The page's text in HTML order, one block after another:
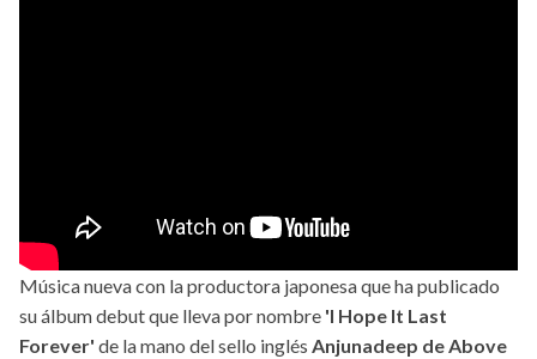
Música nueva con la productora japonesa que ha publicado
su álbum debut que lleva por nombre 'I Hope It Last
Forever' de la mano del sello inglés Anjunadeep de Above